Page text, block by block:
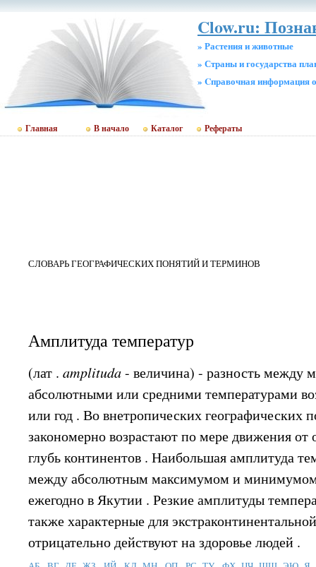
Clow.ru:
» Растения и животные
» Страны и государства
» Cправочная информация
Главная В начало Каталог Рефераты
СЛОВАРЬ ГЕОГРАФИЧЕСКИХ ПОНЯТИЙ И ТЕРМИНОВ
Амплитуда температур
(лат .amplituda- величина) - разность между
абсолютными или средними температурами
или год . Во внетропических географических
закономерно возрастают по мере движения от
глубь континентов . Наибольшая амплитуда
между абсолютным максимумом и минимумом
ежегодно в Якутии . Резкие амплитуды
также характерные для
отрицательно действуют на здоровье людей .